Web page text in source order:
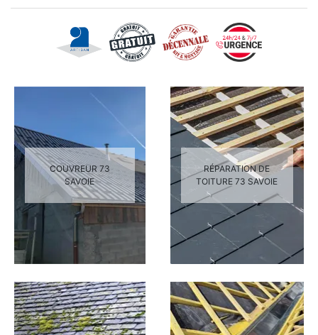
COUVREUR 73
SAVOIE
RÉPARATION DE
TOITURE 73 SAVOIE